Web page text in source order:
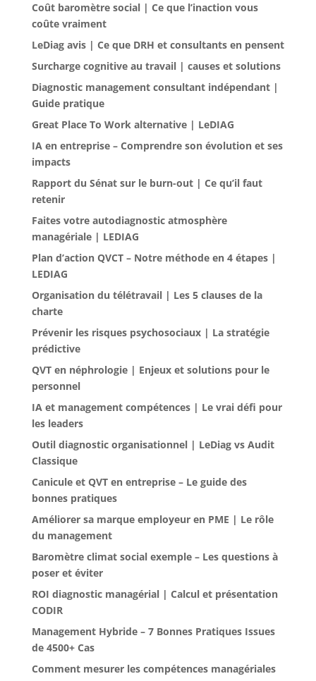
Coût baromètre social | Ce que l’inaction vous
coûte vraiment
LeDiag avis | Ce que DRH et consultants en pensent
Surcharge cognitive au travail | causes et solutions
Diagnostic management consultant indépendant |
Guide pratique
Great Place To Work alternative | LeDIAG
IA en entreprise – Comprendre son évolution et ses
impacts
Rapport du Sénat sur le burn-out | Ce qu’il faut
retenir
Faites votre autodiagnostic atmosphère
managériale | LEDIAG
Plan d’action QVCT – Notre méthode en 4 étapes |
LEDIAG
Organisation du télétravail | Les 5 clauses de la
charte
Prévenir les risques psychosociaux | La stratégie
prédictive
QVT en néphrologie | Enjeux et solutions pour le
personnel
IA et management compétences | Le vrai défi pour
les leaders
Outil diagnostic organisationnel | LeDiag vs Audit
Classique
Canicule et QVT en entreprise – Le guide des
bonnes pratiques
Améliorer sa marque employeur en PME | Le rôle
du management
Baromètre climat social exemple – Les questions à
poser et éviter
ROI diagnostic managérial | Calcul et présentation
CODIR
Management Hybride – 7 Bonnes Pratiques Issues
de 4500+ Cas
Comment mesurer les compétences managériales